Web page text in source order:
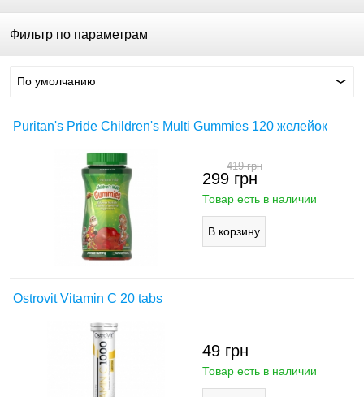
Фильтр по параметрам
По умолчанию
Puritan's Pride Children's Multi Gummies 120 желейок
299 грн
419грн
Товар есть в наличии
Ostrovit Vitamin C 20 tabs
49 грн
Товар есть в наличии